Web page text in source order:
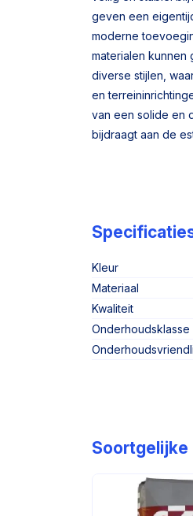
geven een
moderne
materialen
diverse stijlen,
en
van een solide en
bijdraagt aan de
Kleur
Materiaal
Kwaliteit
Onderhoudsklasse
Soortgelijke